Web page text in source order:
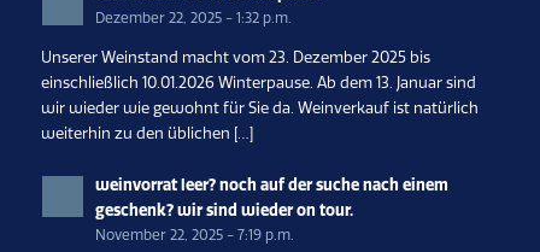
Dezember 22, 2025 - 1:32 p.m.
Unserer Weinstand macht vom 23. Dezember 2025 bis
einschließlich 10.01.2026 Winterpause. Ab dem 13. Januar sind
wir wieder wie gewohnt für Sie da. Weinverkauf ist natürlich
weiterhin zu den üblichen […]
weinvorrat leer? noch auf der suche nach einem
geschenk? wir sind wieder on tour.
November 22, 2025 - 7:19 p.m.